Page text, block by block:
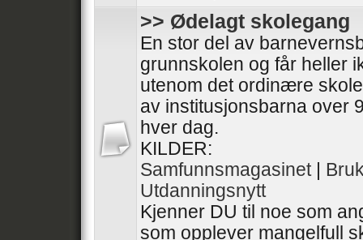
>> Ødelagt skolegang
En stor del av
grunnskolen og får heller
utenom det ordinære
av institusjonsbarna over
hver dag.
KILDER:
Samfunnsmagasinet|
Utdanningsnytt
Kjenner DU til noe som
som opplever mangelfull